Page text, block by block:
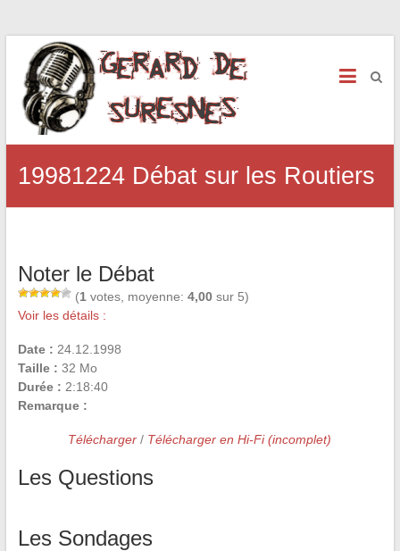
19981224 Débat sur les Routiers
Noter le Débat
(1 votes, moyenne: 4,00sur 5)
Voir les détails :
Date : 24.12.1998
Taille : 32 Mo
Durée : 2:18:40
Remarque :
Télécharger / Télécharger en Hi-Fi (incomplet)
Les Questions
Les Sondages